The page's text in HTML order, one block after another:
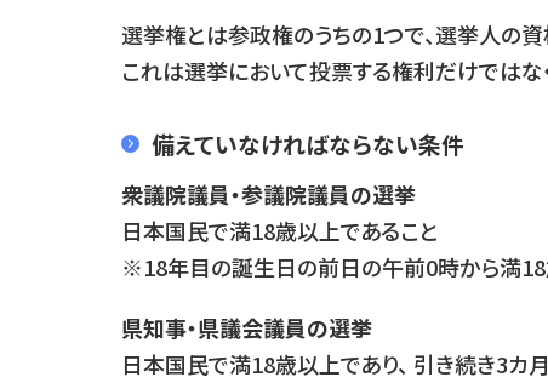
選挙権とは参政権のうちの1つで、選挙人の
これは選挙において投票する権利だけでは
備えていなければならない条件
衆議院議員・参議院議員の選挙
日本国民で満18歳以上であること
※18年目の誕生日の前日の午前0時から満18
県知事・県議会議員の選挙
日本国民で満18歳以上であり、 引き続き3